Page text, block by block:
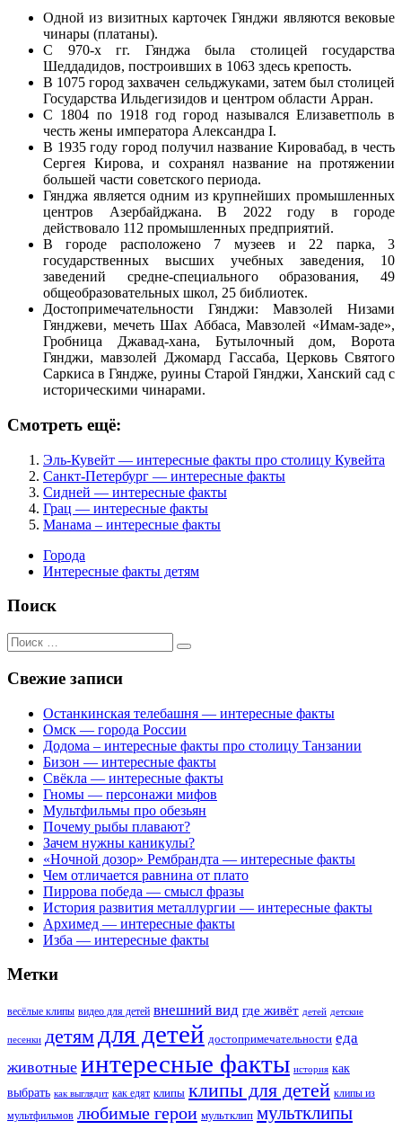
Одной из визитных карточек Гянджи являются вековые
чинары (платаны).
С 970-х гг. Гянджа была столицей государства
Шеддадидов, построивших в 1063 здесь крепость.
В 1075 город захвачен сельджуками, затем был столицей
Государства Ильдегизидов и центром области Арран.
С 1804 по 1918 год город назывался Елизаветполь в
честь жены императора Александра I.
В 1935 году город получил название Кировабад, в честь
Сергея Кирова, и сохранял название на протяжении
большей части советского периода.
Гянджа является одним из крупнейших промышленных
центров Азербайджана. В 2022 году в городе
действовало 112 промышленных предприятий.
В городе расположено 7 музеев и 22 парка, 3
государственных высших учебных заведения, 10
заведений средне-специального образования, 49
общеобразовательных школ, 25 библиотек.
Достопримечательности Гянджи: Мавзолей Низами
Гянджеви, мечеть Шах Аббаса, Мавзолей «Имам-заде»,
Гробница Джавад-хана, Бутылочный дом, Ворота
Гянджи, мавзолей Джомард Гассаба, Церковь Святого
Саркиса в Гяндже, руины Старой Гянджи, Ханский сад с
историческими чинарами.
Смотреть ещё:
Эль-Кувейт — интересные факты про столицу Кувейта
Санкт-Петербург — интересные факты
Сидней — интересные факты
Грац — интересные факты
Манама – интересные факты
Города
Интересные факты детям
Поиск
Поиск
для:
Свежие записи
Останкинская телебашня — интересные факты
Омск — города России
Додома – интересные факты про столицу Танзании
Бизон — интересные факты
Свёкла — интересные факты
Гномы — персонажи мифов
Мультфильмы про обезьян
Почему рыбы плавают?
Зачем нужны каникулы?
«Ночной дозор» Рембрандта — интересные факты
Чем отличается равнина от плато
Пиррова победа — смысл фразы
История развития металлургии — интересные факты
Архимед — интересные факты
Изба — интересные факты
Метки
весёлые клипы видео для детей внешний вид где живёт детей детские
песенки детям для детей достопримечательности еда
животные интересные факты история как
выбрать как выглядит как едят клипы клипы для детей клипы из
мультфильмов любимые герои мультклип мультклипы